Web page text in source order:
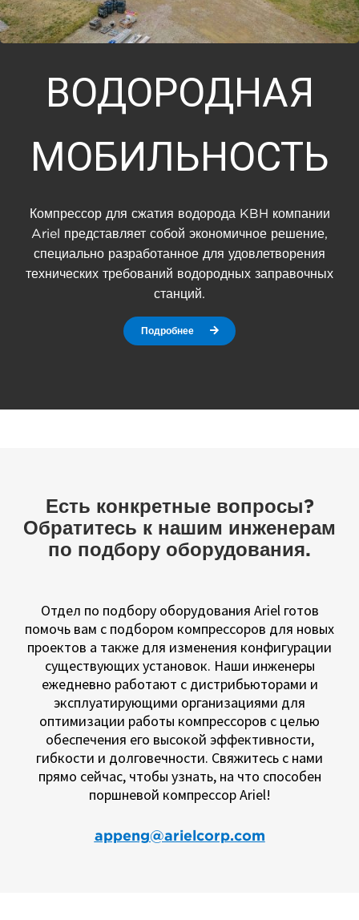
ВОДОРОДНАЯ
МОБИЛЬНОСТЬ
Компрессор для сжатия водорода KBH компании
Ariel представляет собой экономичное решение,
специально разработанное для удовлетворения
технических требований водородных заправочных
станций.
Подробнее
Есть конкретные вопросы?
Обратитесь к нашим инженерам
по подбору оборудования.
Отдел по подбору оборудования Ariel готов
помочь вам с подбором компрессоров для новых
проектов а также для изменения конфигурации
существующих установок. Наши инженеры
ежедневно работают с дистрибьюторами и
эксплуатирующими организациями для
оптимизации работы компрессоров с целью
обеспечения его высокой эффективности,
гибкости и долговечности. Свяжитесь с нами
прямо сейчас, чтобы узнать, на что способен
поршневой компрессор Ariel!
appeng@arielcorp.com